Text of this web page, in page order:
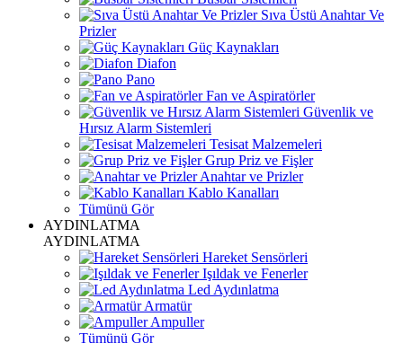
Sıva Üstü Anahtar Ve
Prizler
Güç Kaynakları
Diafon
Pano
Fan ve Aspiratörler
Güvenlik ve
Hırsız Alarm Sistemleri
Tesisat Malzemeleri
Grup Priz ve Fişler
Anahtar ve Prizler
Kablo Kanalları
Tümünü Gör
AYDINLATMA
AYDINLATMA
Hareket Sensörleri
Işıldak ve Fenerler
Led Aydınlatma
Armatür
Ampuller
Tümünü Gör